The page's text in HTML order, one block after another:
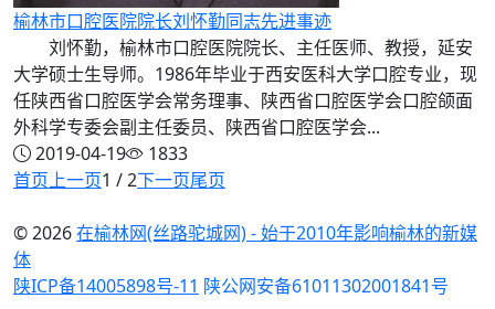
榆林市口腔医院院长刘怀勤同志先进事迹
刘怀勤，榆林市口腔医院院长、主任医师、教授，延安
大学硕士生导师。1986年毕业于西安医科大学口腔专业，现
任陕西省口腔医学会常务理事、陕西省口腔医学会口腔颌面
外科学专委会副主任委员、陕西省口腔医学会...
2019-04-19
1833
首页上一页1 / 2下一页尾页
© 2026在榆林网(丝路驼城网) - 始于2010年影响榆林的新媒
体
陕ICP备14005898号-11 陕公网安备61011302001841号